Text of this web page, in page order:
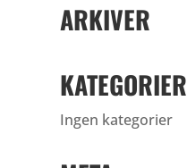
ARKIVER
KATEGORIER
Ingen kategorier